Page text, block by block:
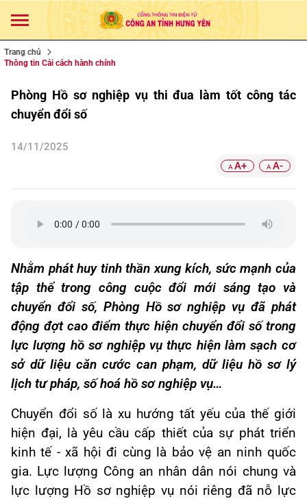
Trang chủ
Thông tin Cải cách hành chính
Phòng Hồ sơ nghiệp vụ thi đua làm tốt công tác
chuyển đổi số
14/11/2025
A A+ A A-
Nhằm phát huy tinh thần xung kích, sức mạnh của
tập thể trong công cuộc đổi mới sáng tạo và
chuyển đổi số, Phòng Hồ sơ nghiệp vụ đã phát
động đợt cao điểm thực hiện chuyển đổi số trong
lực lượng hồ sơ nghiệp vụ thực hiện làm sạch cơ
sở dữ liệu căn cước can phạm, dữ liệu hồ sơ lý
lịch tư pháp, số hoá hồ sơ nghiệp vụ…
Chuyển đổi số là xu hướng tất yếu của thế giới
hiện đại, là yêu cầu cấp thiết của sự phát triển
kinh tế - xã hội đi cùng là bảo vệ an ninh quốc
gia. Lực lượng Công an nhân dân nói chung và
lực lượng Hồ sơ nghiệp vụ nói riêng đã nỗ lực